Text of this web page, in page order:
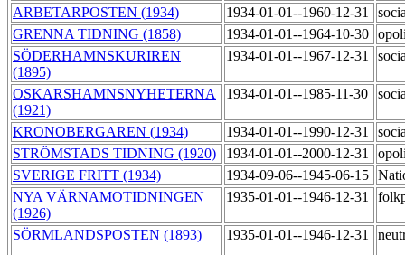
ARBETARPOSTEN (1934)
1934-01-01--1960-12-31
GRENNA TIDNING (1858)
1934-01-01--1964-10-30
SÖDERHAMNSKURIREN
(1895)
1934-01-01--1967-12-31
OSKARSHAMNSNYHETERNA
(1921)
1934-01-01--1985-11-30
KRONOBERGAREN (1934) 1934-01-01--1990-12-31
STRÖMSTADS TIDNING (1920)
1934-01-01--2000-12-31
SVERIGE FRITT (1934)
1934-09-06--1945-06-15
NYA VÄRNAMOTIDNINGEN
(1926)
1935-01-01--1946-12-31
SÖRMLANDSPOSTEN (1893) 1935-01-01--1946-12-31